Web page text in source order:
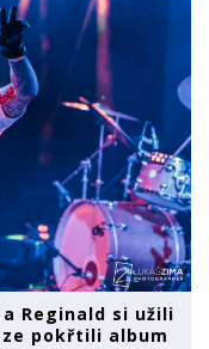
Reginald si užili
pokřtili album